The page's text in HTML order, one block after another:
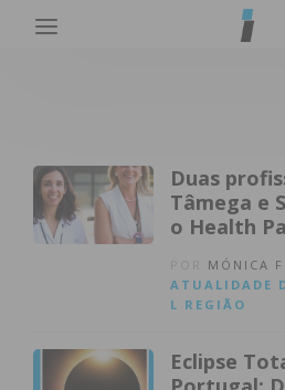
Duas
Tâmega e
o Health
Portugal
MÓNICA
ATUALIDADE
L REGIÃO
Eclipse